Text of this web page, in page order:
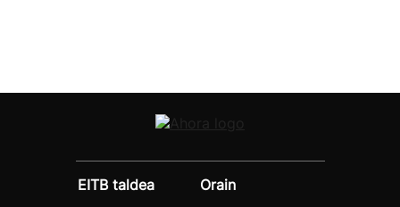
EITB taldea
Orain